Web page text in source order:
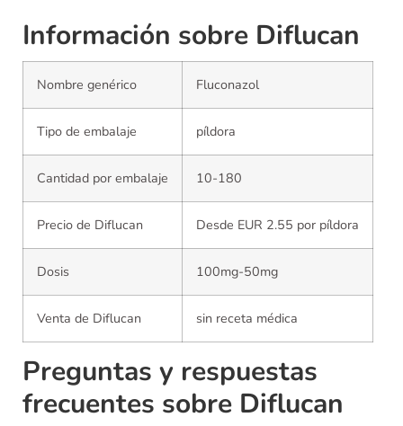
Información sobre Diflucan
Nombre genérico Fluconazol
Tipo de embalaje píldora
Cantidad por embalaje 10-180
Precio de Diflucan Desde EUR 2.55 por píldora
Dosis 100mg-50mg
Venta de Diflucan sin receta médica
Preguntas y respuestas
frecuentes sobre Diflucan